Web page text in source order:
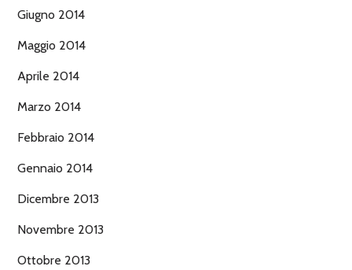
Giugno 2014
Maggio 2014
Aprile 2014
Marzo 2014
Febbraio 2014
Gennaio 2014
Dicembre 2013
Novembre 2013
Ottobre 2013